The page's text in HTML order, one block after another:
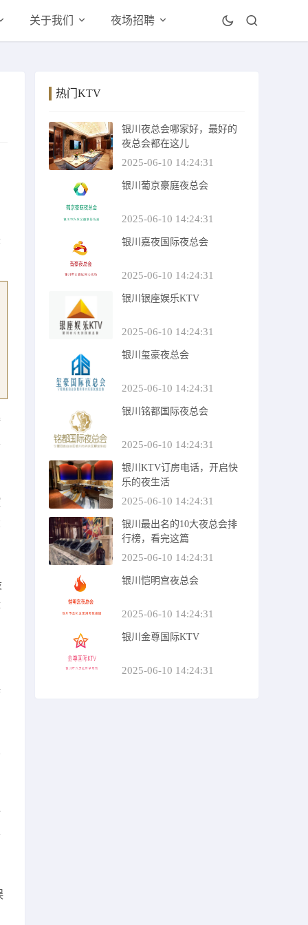
关于我们 夜场招聘
热门KTV
银川夜总会哪家好，最好的
夜总会都在这儿
2025-06-10 14:24:31
银川葡京豪庭夜总会
2025-06-10 14:24:31
银川嘉夜国际夜总会
2025-06-10 14:24:31
银川银座娱乐KTV
2025-06-10 14:24:31
银川玺豪夜总会
2025-06-10 14:24:31
银川铭都国际夜总会
2025-06-10 14:24:31
银川KTV订房电话，开启快
乐的夜生活
2025-06-10 14:24:31
银川最出名的10大夜总会排
行榜，看完这篇
2025-06-10 14:24:31
银川恺明宫夜总会
2025-06-10 14:24:31
银川金尊国际KTV
2025-06-10 14:24:31